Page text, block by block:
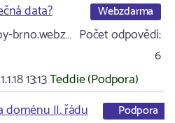
data?
Webzdarma
brno.webz… Počet odpovědí:
6
13:13Teddie (Podpora)
doménu II. řádu
Podpora